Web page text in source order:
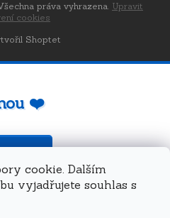
cookie. Dalším
vyjadřujete souhlas s
Shoptet
práva vyhrazena. Upravit
cookies
❤️